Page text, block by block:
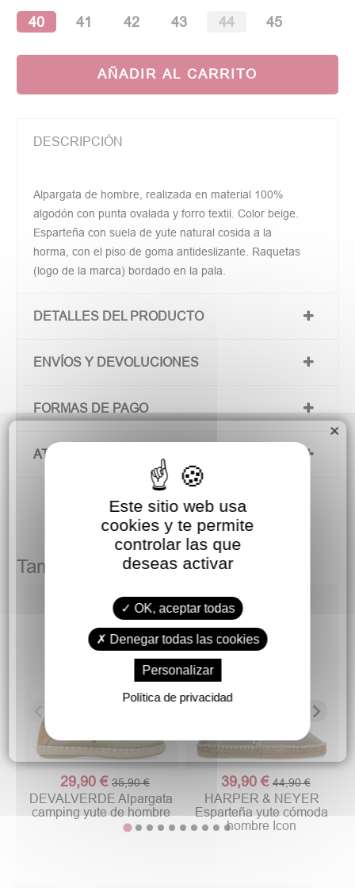
40 41 42 43 44 45
AÑADIR AL CARRITO
DESCRIPCIÓN
Alpargata de hombre, realizada en material 100%
algodón con punta ovalada y forro textil. Color beige.
Esparteña con suela de yute natural cosida a la
horma, con el piso de goma antideslizante. Raquetas
(logo de la marca) bordado en la pala.
DETALLES DEL PRODUCTO
ENVÍOS Y DEVOLUCIONES
FORMAS DE PAGO
ATENCIÓN AL CLIENTE
También podría gustarte
29,90 €35,90 €
DEVALVERDE Alpargata
camping yute de hombre
39,90 € 44,90 €
HARPER & NEYER
Esparteña yute cómoda
hombre Icon
×
Este sitio web usa
cookies y te permite
controlar las que
deseas activar
OK, aceptar todas
Denegar todas las cookies
Personalizar
Política de privacidad